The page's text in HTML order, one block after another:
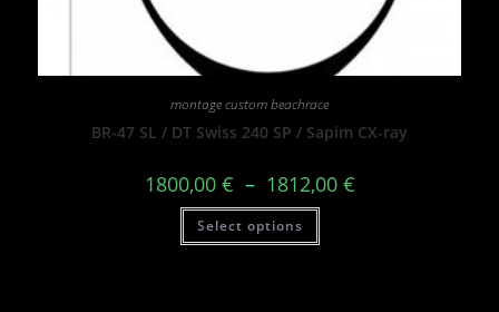
montage custom beachrace
BR-47 SL / DT Swiss 240 SP / Sapim CX-ray
1800,00 € – 1812,00 €
Select options